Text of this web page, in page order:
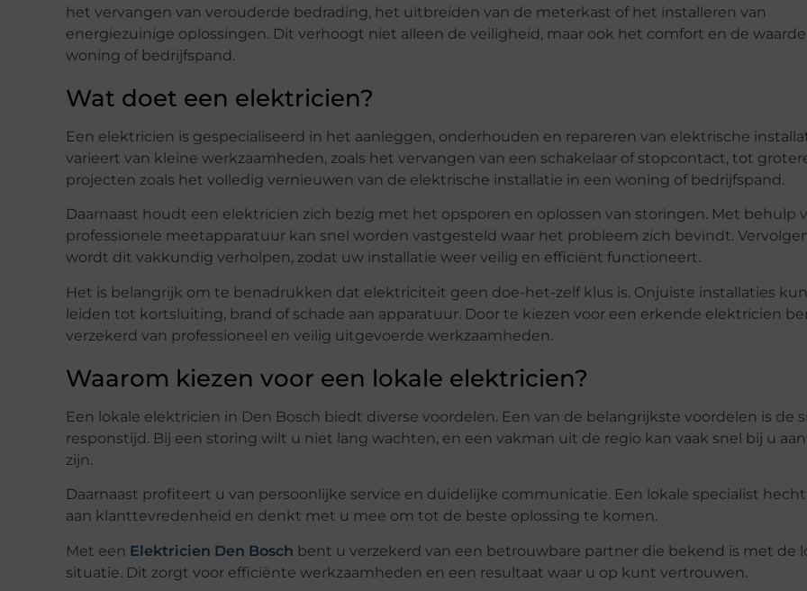
het vervangen van verouderde bedrading, het uitbreiden van de meterkast of het installeren van
energiezuinige oplossingen. Dit verhoogt niet alleen de veiligheid, maar ook het comfort en de
woning of bedrijfspand.
Wat doet een elektricien?
Een elektricien is gespecialiseerd in het aanleggen, onderhouden en repareren van elektrische
varieert van kleine werkzaamheden, zoals het vervangen van een schakelaar of stopcontact, tot
projecten zoals het volledig vernieuwen van de elektrische installatie in een woning of bedrijfspand.
Daarnaast houdt een elektricien zich bezig met het opsporen en oplossen van storingen. Met behulp
professionele meetapparatuur kan snel worden vastgesteld waar het probleem zich bevindt.
wordt dit vakkundig verholpen, zodat uw installatie weer veilig en efficiënt functioneert.
Het is belangrijk om te benadrukken dat elektriciteit geen doe-het-zelf klus is. Onjuiste installaties
leiden tot kortsluiting, brand of schade aan apparatuur. Door te kiezen voor een erkende elektricien
verzekerd van professioneel en veilig uitgevoerde werkzaamheden.
Waarom kiezen voor een lokale elektricien?
Een lokale elektricien in Den Bosch biedt diverse voordelen. Een van de belangrijkste voordelen is de
responstijd. Bij een storing wilt u niet lang wachten, en een vakman uit de regio kan vaak snel bij u
zijn.
Daarnaast profiteert u van persoonlijke service en duidelijke communicatie. Een lokale specialist
aan klanttevredenheid en denkt met u mee om tot de beste oplossing te komen.
Met een Elektricien Den Bosch bent u verzekerd van een betrouwbare partner die bekend is met de
situatie. Dit zorgt voor efficiënte werkzaamheden en een resultaat waar u op kunt vertrouwen.